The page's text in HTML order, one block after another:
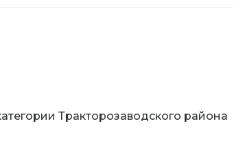
Тракторозаводского района